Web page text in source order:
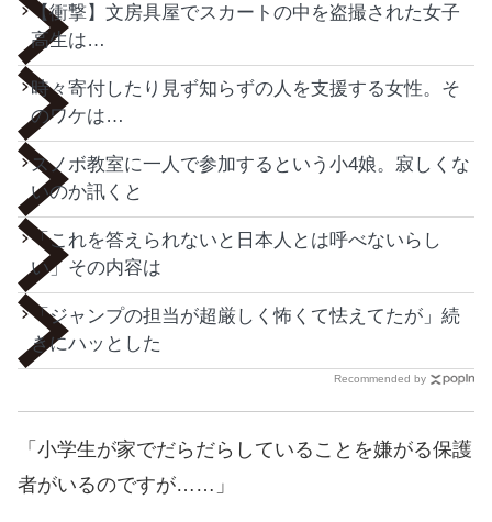
【衝撃】文房具屋でスカートの中を盗撮された女子
高生は…
時々寄付したり見ず知らずの人を支援する女性。そ
のワケは…
スノボ教室に一人で参加するという小4娘。寂しくな
いのか訊くと
「これを答えられないと日本人とは呼べないらし
い」その内容は
「ジャンプの担当が超厳しく怖くて怯えてたが」続
きにハッとした
Recommended by
「小学生が家でだらだらしていることを嫌がる保護
者がいるのですが……」